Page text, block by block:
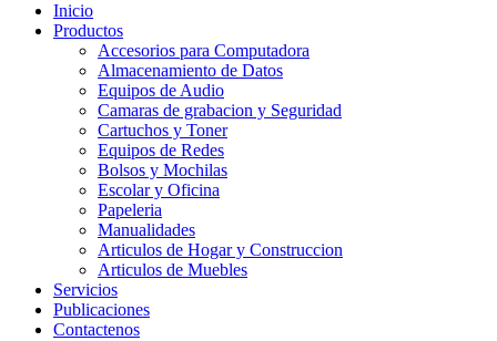
Inicio
Productos
Accesorios para Computadora
Almacenamiento de Datos
Equipos de Audio
Camaras de grabacion y Seguridad
Cartuchos y Toner
Equipos de Redes
Bolsos y Mochilas
Escolar y Oficina
Papeleria
Manualidades
Articulos de Hogar y Construccion
Articulos de Muebles
Servicios
Publicaciones
Contactenos